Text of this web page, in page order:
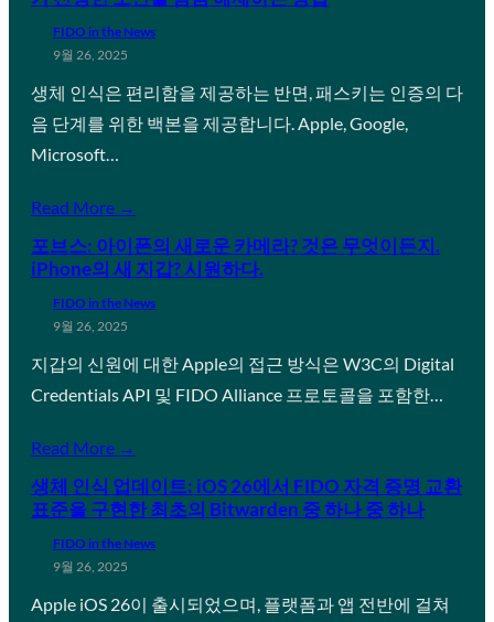
FIDO in the News
9월 26, 2025
생체 인식은 편리함을 제공하는 반면, 패스키는 인증의 다
음 단계를 위한 백본을 제공합니다. Apple, Google,
Microsoft…
Read More →
포브스: 아이폰의 새로운 카메라? 것은 무엇이든지.
iPhone의 새 지갑? 시원하다.
FIDO in the News
9월 26, 2025
지갑의 신원에 대한 Apple의 접근 방식은 W3C의 Digital
Credentials API 및 FIDO Alliance 프로토콜을 포함한…
Read More →
생체 인식 업데이트: iOS 26에서 FIDO 자격 증명 교환
표준을 구현한 최초의 Bitwarden 중 하나 중 하나
FIDO in the News
9월 26, 2025
Apple iOS 26이 출시되었으며, 플랫폼과 앱 전반에 걸쳐